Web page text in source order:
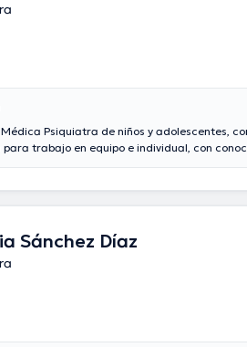
Psiquiatra de niños y adolescentes,
trabajo en equipo e individual, con
Sánchez Díaz